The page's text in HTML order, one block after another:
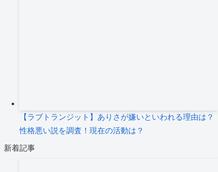
【ラブトランジット】ありさが嫌いといわれる理由は？
性格悪い説を調査！現在の活動は？
新着記事